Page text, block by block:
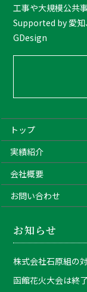
工事や大規模公共
Supported by 愛
GDesign
トップ
実績紹介
会社概要
お問い合わせ
お知らせ
株式会社石原組の
函館花火大会は終